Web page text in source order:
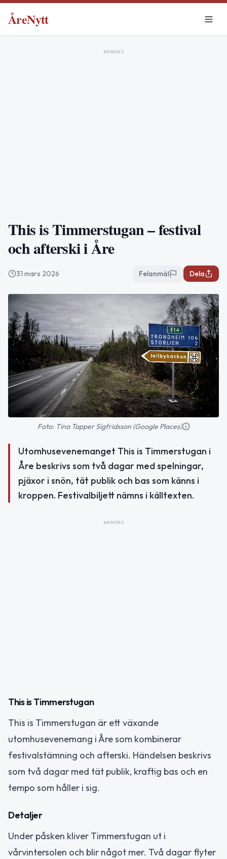
ÅreNytt
ANNONS
This is Timmerstugan – festival
och afterski i Åre
31 mars 2026 Felanmäl Dela
Foto: Tina Tapper Sigfridsson (Google Places)
Utomhusevenemanget This is Timmerstugan i
Åre beskrivs som två dagar med spelningar,
pjäxor i snön, tät publik och bas som känns i
kroppen. Festivalbiljett nämns i källtexten.
ANNONS
This is Timmerstugan
This is Timmerstugan är ett växande
utomhusevenemang i Åre som kombinerar
festivalstämning och afterski. Händelsen beskrivs
som två dagar med tät publik, kraftig bas och en
tempo som håller i sig.
Detaljer
Under påsken kliver Timmerstugan ut i
vårvintersolen och blir något mer. Två dagar flyter